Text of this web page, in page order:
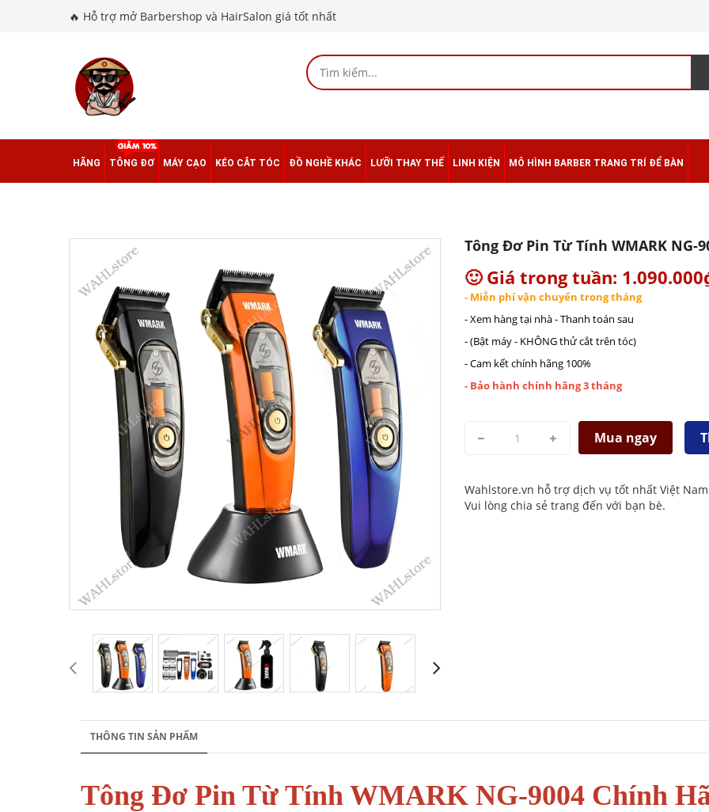
🔥 Hỗ trợ mở Barbershop và HairSalon giá tốt nhất
HÃNG TÔNG ĐƠ MÁY CẠO KÉO CẮT TÓC ĐỒ NGHỀ KHÁC LƯỠI THAY THẾ LINH KIỆN MÔ HÌNH BARBER TRANG TRÍ ĐỂ BÀN
Tông Đơ Pin Từ Tính WMARK NG-
🙂 Giá trong tuần:
- Miễn phí vận chuyển trong tháng
- Xem hàng tại nhà - Thanh toán sau
- (Bật máy - KHÔNG thử cắt trên tóc)
- Cam kết chính hãng 100%
- Bảo hành chính hãng 3 tháng
Mua ngay
Wahlstore.vn hỗ trợ dịch vụ tốt nhất Việt Nam
Vui lòng chia sẻ trang đến với bạn bè.
THÔNG TIN SẢN PHẨM
Tông Đơ Pin Từ Tính WMARK NG-9004 Chính